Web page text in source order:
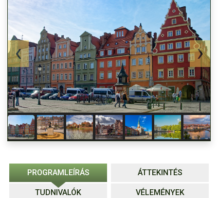
PROGRAMLEÍRÁS ÁTTEKINTÉS
TUDNIVALÓK VÉLEMÉNYEK